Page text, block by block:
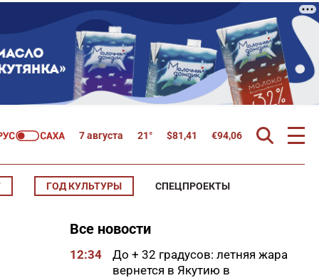
7 августа 21° $81,41 €94,06
ГОД КУЛЬТУРЫ СПЕЦПРОЕКТЫ
Все новости
12:34
До + 32 градусов: летняя жара
вернется в Якутию в